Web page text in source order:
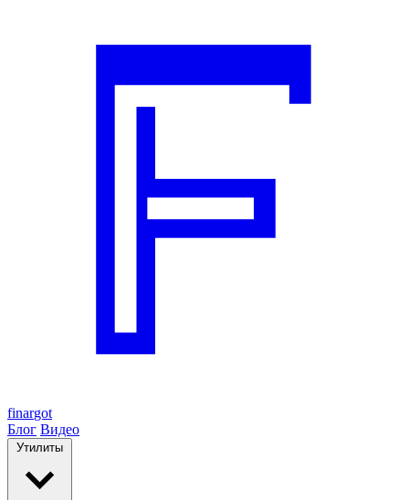
finargot
Блог Видео
Утилиты